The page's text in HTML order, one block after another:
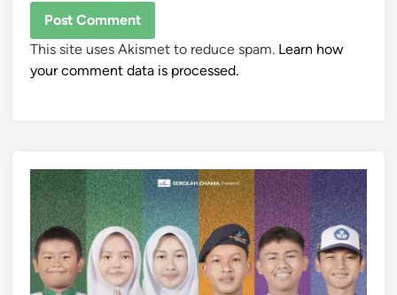
This site uses Akismet to reduce spam. Learn how
your comment data is processed.